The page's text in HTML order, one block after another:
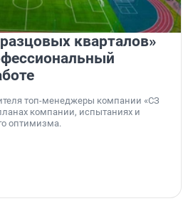
кварталов»
топ-менеджеры компании «СЗ
компании, испытаниях и
оптимизма.